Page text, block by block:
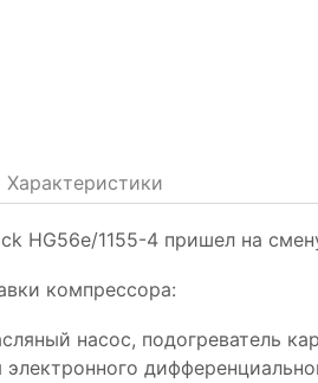
Характеристики
HG56e/1155-4 пришел на
компрессора:
насос, подогреватель
электронного